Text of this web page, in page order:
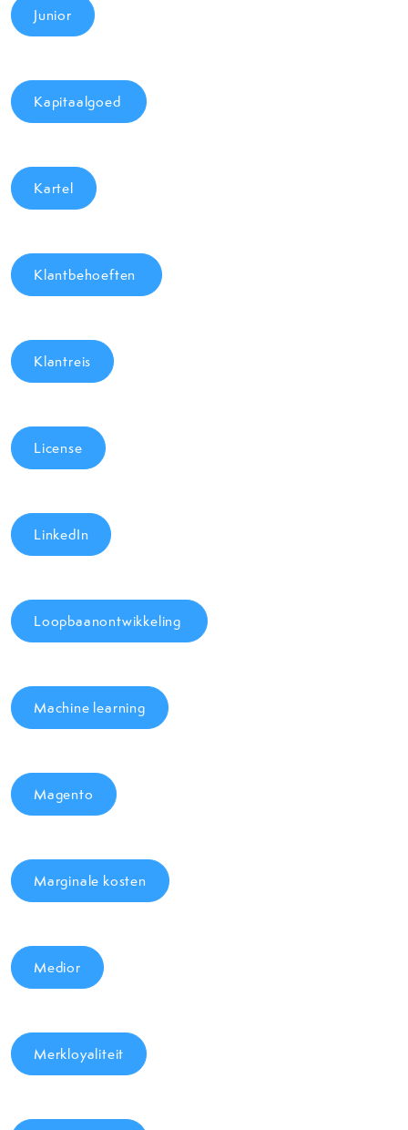
Junior
Kapitaalgoed
Kartel
Klantbehoeften
Klantreis
License
LinkedIn
Loopbaanontwikkeling
Machine learning
Magento
Marginale kosten
Medior
Merkloyaliteit